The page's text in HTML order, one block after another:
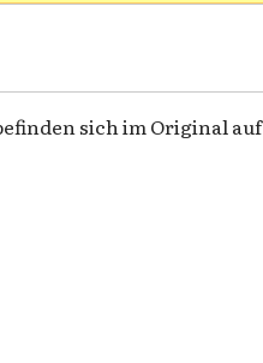
sich im Original auf